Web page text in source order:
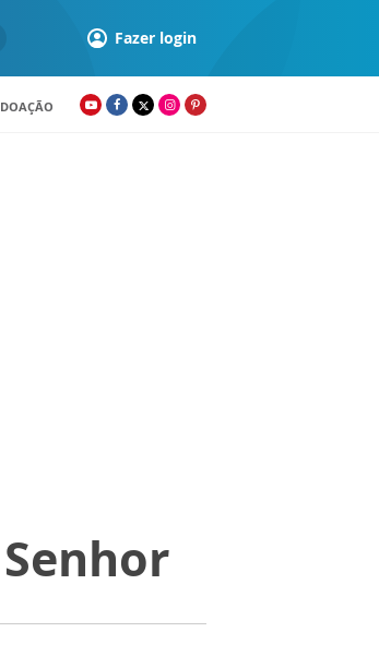
Fazer login
DOAÇÃO